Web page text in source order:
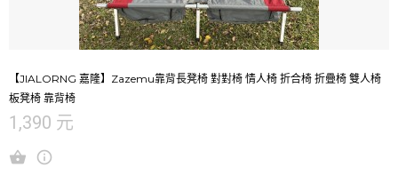
【JIALORNG 嘉隆】Zazemu靠背長凳椅 對對椅 情人椅 折合椅 折疊椅 雙人椅
板凳椅 靠背椅
1,390 元